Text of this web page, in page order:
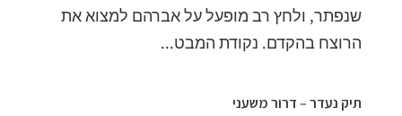
שנפתר, ולחץ רב מופעל על אברהם למצוא את
הרוצח בהקדם. נקודת המבט...
תיק נעדר – דרור משעני